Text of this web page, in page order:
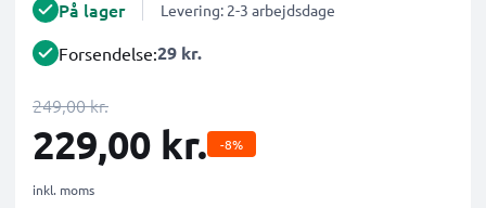
På lager Levering: 2-3 arbejdsdage
Forsendelse:29 kr.
249,00 kr.
229,00 kr. -8%
inkl. moms